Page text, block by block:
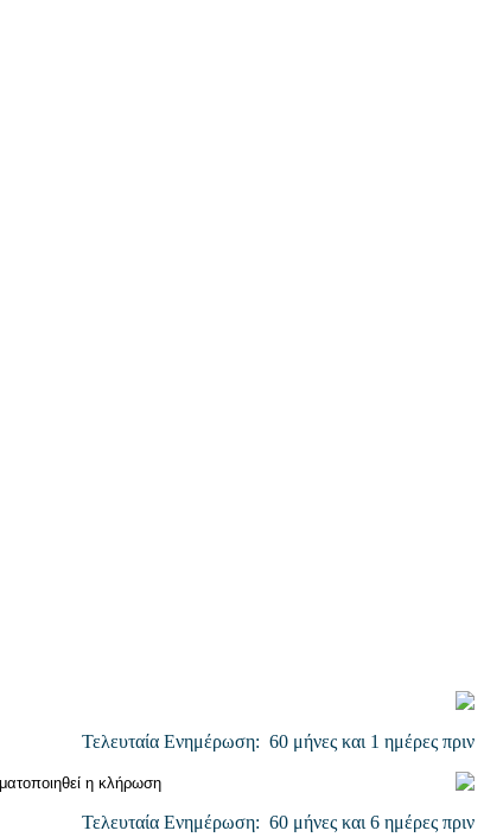
Τελευταία Ενημέρωση: 60 μήνες και 1 ημέρες πριν
η κλήρωση
Τελευταία Ενημέρωση: 60 μήνες και 6 ημέρες πριν